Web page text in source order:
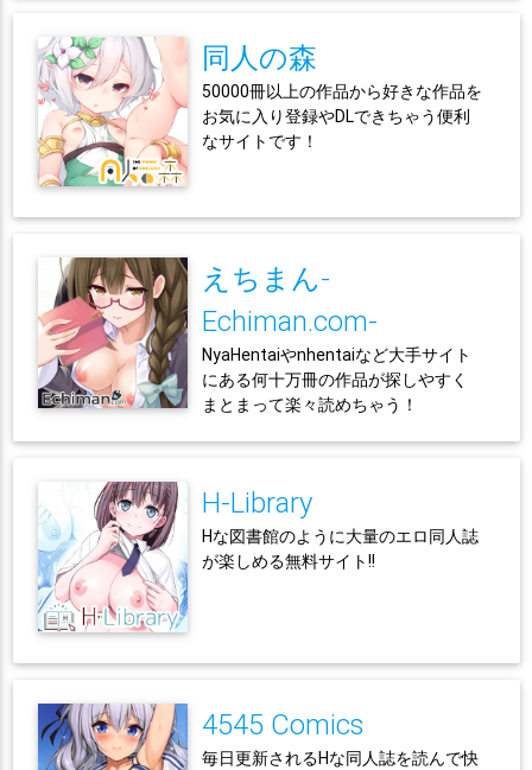
同人の森
50000冊以上の作品から好きな作品を
お気に入り登録やDLできちゃう便利
なサイトです！
えちまん-
Echiman.com-
NyaHentaiやnhentaiなど大手サイト
にある何十万冊の作品が探しやすく
まとまって楽々読めちゃう！
H-Library
Hな図書館のように大量のエロ同人誌
が楽しめる無料サイト!!
4545 Comics
毎日更新されるHな同人誌を読んで快